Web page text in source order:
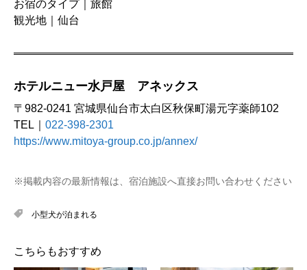
お宿のタイプ｜旅館
観光地｜仙台
ホテルニュー水戸屋 アネックス
〒982-0241 宮城県仙台市太白区秋保町湯元字薬師102
TEL｜ 022-398-2301
https://www.mitoya-group.co.jp/annex/
※掲載内容の最新情報は、宿泊施設へ直接お問い合わせください
小型犬が泊まれる
こちらもおすすめ